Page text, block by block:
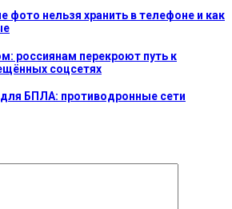
фото нельзя хранить в телефоне и как
россиянам перекроют путь к
соцсетях
БПЛА: противодронные сети